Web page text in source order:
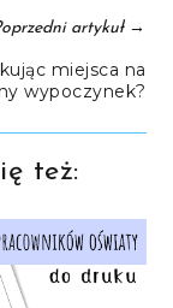
artykuł→
miejsca na
wypoczynek?
też: